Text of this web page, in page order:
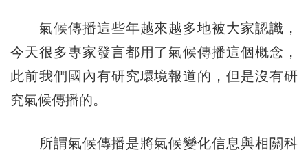
氣候傳播這些年越來越多地被大家認識，
今天很多專家發言都用了氣候傳播這個概念，
此前我們國內有研究環境報道的，但是沒有研
究氣候傳播的。
所謂氣候傳播是將氣候變化信息與相關科